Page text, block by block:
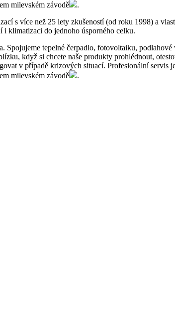
milevském závodě
.
s více než 25 lety zkušeností (od roku 1998) a
i klimatizaci do jednoho úsporného celku.
Spojujeme tepelné čerpadlo, fotovoltaiku,
když si chcete naše produkty prohlédnout,
v případě krizových situací. Profesionální
milevském závodě
.